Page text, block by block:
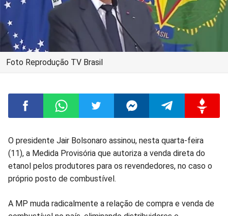
Foto Reprodução TV Brasil
Compartilhar
no
Compartilhar
no
Compartilhar
no
Compartilhar
no
Compartilhar
no
no
O presidente Jair Bolsonaro assinou, nesta quarta-feira
(11), a Medida Provisória que autoriza a venda direta do
etanol pelos produtores para os revendedores, no caso o
próprio posto de combustível.
A MP muda radicalmente a relação de compra e venda de